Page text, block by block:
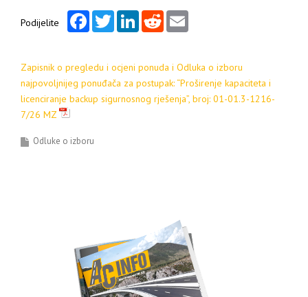
Podijelite
FacebookTwitterLinkedInReddit
Zapisnik o pregledu i ocjeni ponuda i Odluka o izboru
najpovoljnijeg ponuđača za postupak: “Proširenje kapaciteta i
licenciranje backup sigurnosnog rješenja”, broj: 01-01.3-1216-
7/26 MZ
Odluke o izboru